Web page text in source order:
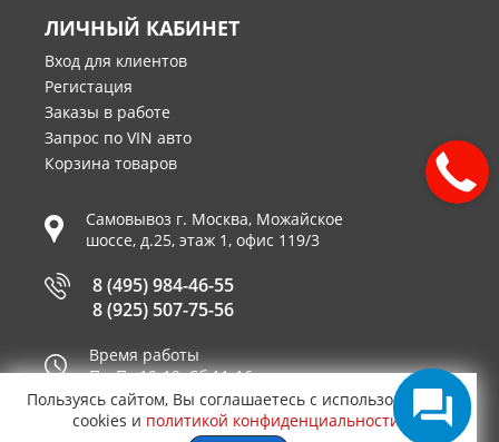
ЛИЧНЫЙ КАБИНЕТ
Вход для клиентов
Регистация
Заказы в работе
Запрос по VIN авто
Корзина товаров
Самовывоз г. Москва, Можайское
шоссе, д.25, этаж 1, офис 119/3
8 (495) 984-46-55
8 (925) 507-75-56
Время работы
Пн-Пт 10-19, Сб 11-16
Принимаем к оплате
Пользуясь сайтом, Вы соглашаетесь с использованием
cookies и политикой конфиденциальности